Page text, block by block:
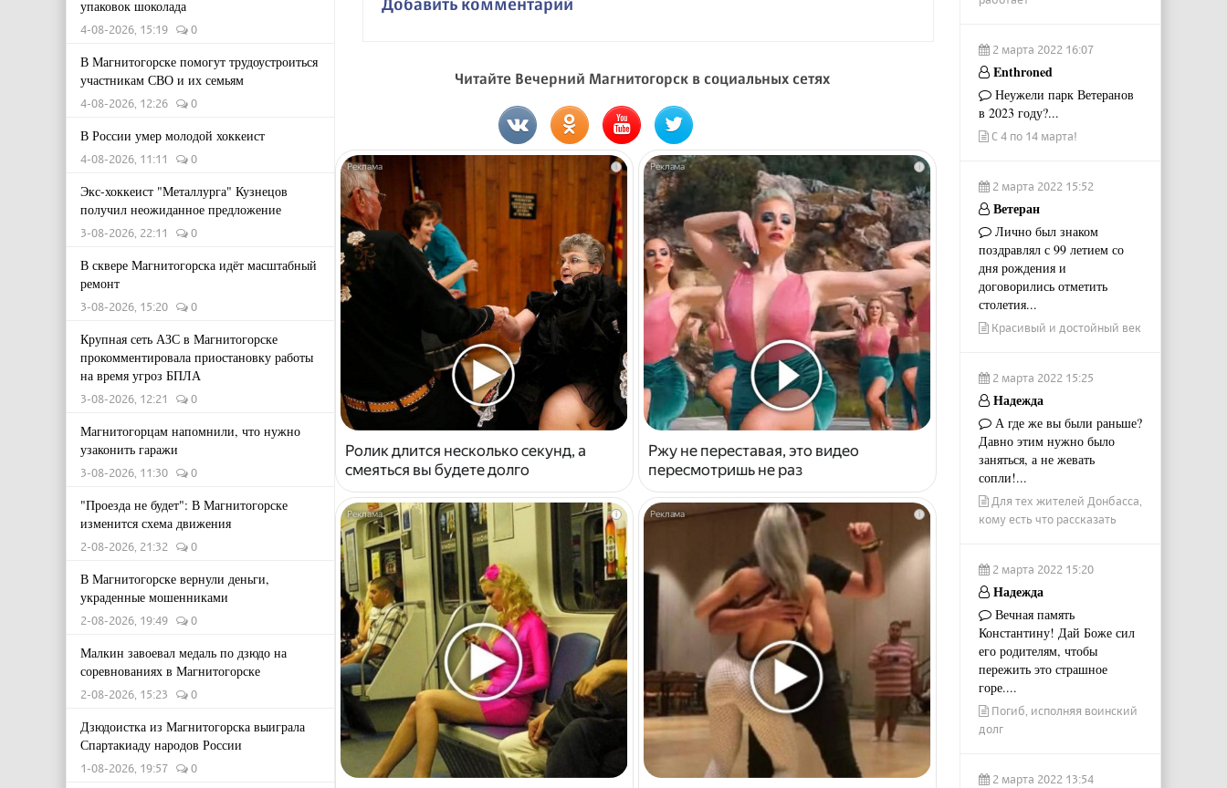
упаковок шоколада
4-08-2026, 15:19 0
В Магнитогорске помогут трудоустроиться
участникам СВО и их семьям
4-08-2026, 12:26 0
В России умер молодой хоккеист
4-08-2026, 11:11 0
Экс-хоккеист "Металлурга" Кузнецов
получил неожиданное предложение
3-08-2026, 22:11 0
В сквере Магнитогорска идёт масштабный
ремонт
3-08-2026, 15:20 0
Крупная сеть АЗС в Магнитогорске
прокомментировала приостановку работы
на время угроз БПЛА
3-08-2026, 12:21 0
Магнитогорцам напомнили, что нужно
узаконить гаражи
3-08-2026, 11:30 0
"Проезда не будет": В Магнитогорске
изменится схема движения
2-08-2026, 21:32 0
В Магнитогорске вернули деньги,
украденные мошенниками
2-08-2026, 19:49 0
Малкин завоевал медаль по дзюдо на
соревнованиях в Магнитогорске
2-08-2026, 15:23 0
Дзюдоистка из Магнитогорска выиграла
Спартакиаду народов России
1-08-2026, 19:57 0
Читайте Вечерний Магнитогорск в социальных сетях
i
Ролик длится несколько секунд, а
смеяться вы будете долго
i
Ржу не переставая, это видео
пересмотришь не раз
i i
2 марта 2022 16:07
Enthroned
Неужели парк Ветеранов
в 2023 году?...
С 4 по 14 марта!
2 марта 2022 15:52
Ветеран
Лично был знаком
поздравлял с 99 летием со
дня рождения и
договорились отметить
столетия...
Красивый и достойный век
2 марта 2022 15:25
Надежда
А где же вы были раньше?
Давно этим нужно было
заняться, а не жевать
сопли!...
Для тех жителей Донбасса,
кому есть что рассказать
2 марта 2022 15:20
Надежда
Вечная память
Константину! Дай Боже сил
его родителям, чтобы
пережить это страшное
горе....
Погиб, исполняя воинский
долг
2 марта 2022 13:54